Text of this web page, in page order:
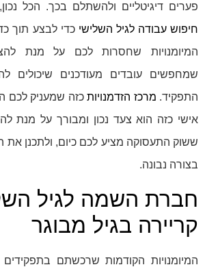
פערים דיגיטליים ולהשתלם בכך. הכל
חיפוש עבודה לגיל השלישי כדי לבצע תוך
המיומנויות שחסרות לכם על מנת
שמחפשים עובדים מעודכנים שיכולים
התפקיד. מרכז הזדמנויות כזה שמעניק לכם
אישי כזה הוא צעד נכון ומבורך על מנת
ששוק התעסוקה מציע לכם כיום, ולתכנן
בצורה נבונה.
חברת השמה לגיל
קריירה בגיל מבוגר
המיומנויות הקודמות שרכשתם